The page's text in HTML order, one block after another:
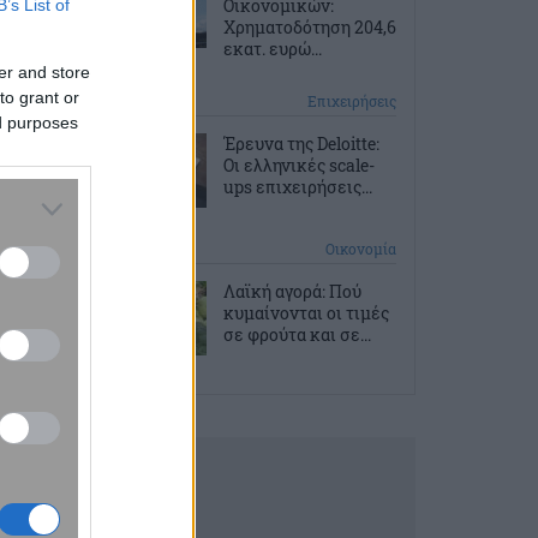
List of
and store
grant or
purposes
Οικονομικών:
Χρηματοδότηση 204,6
εκατ. ευρώ...
2 ώρες πριν Επιχειρήσεις
Έρευνα της Deloitte:
Οι ελληνικές scale-
ups επιχειρήσεις...
Οικονομία
Λαϊκή αγορά: Πού
κυμαίνονται οι τιμές
σε φρούτα και σε...